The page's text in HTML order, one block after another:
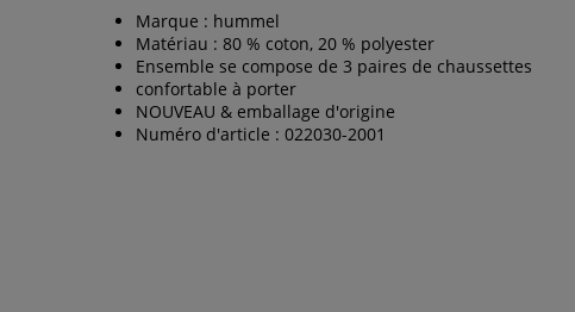
Marque : hummel
Matériau : 80 % coton, 20 % polyester
Ensemble se compose de 3 paires de chaussettes
confortable à porter
NOUVEAU & emballage d'origine
Numéro d'article : 022030-2001